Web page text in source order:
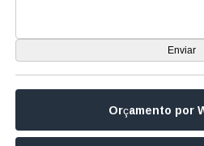
Orçamento por